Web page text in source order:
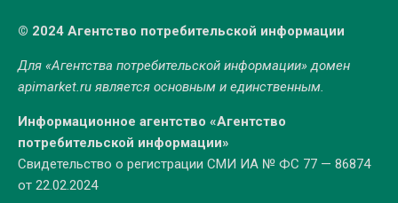
© 2024 Агентство потребительской информации
Для «Агентства потребительской информации» домен
apimarket.ruявляется основным и единственным.
Информационное агентство «Агентство
потребительской информации»
Свидетельство о регистрации СМИ ИА № ФС 77 — 86874
от 22.02.2024